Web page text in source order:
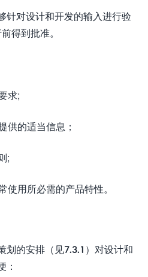
针对设计和开发的输入进行验
得到批准。
求;
供的适当信息；
;
使用所必需的产品特性。
划的安排（见7.3.1）对设计和
：